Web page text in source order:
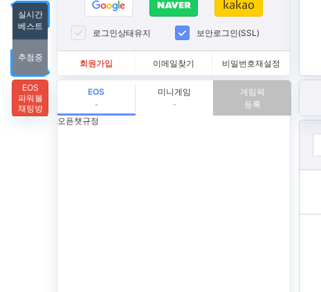
로그인상태유지 보안로그인(SSL)
회원가입 이메일찾기 비밀번호재설정
EOS
-
미니게임
-
게임픽
등록
실시간
베스트
추첨중
EOS
파워볼
채팅방